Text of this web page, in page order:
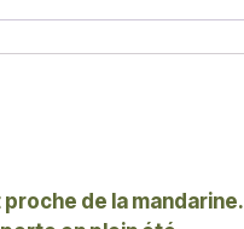
de la mandarine.